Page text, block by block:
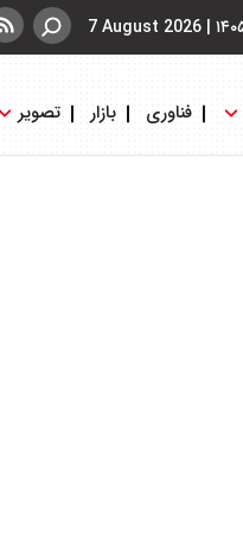
|
7 August 2026
فناوری بازار تصویر